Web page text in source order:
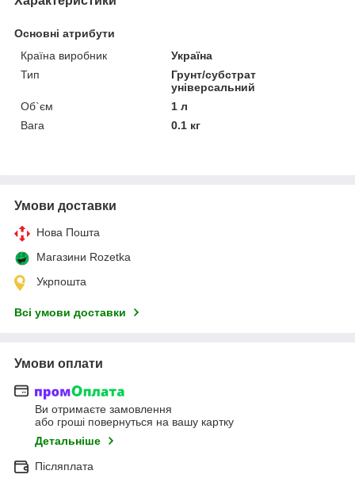
Основні атрибути
Країна виробник
Україна
Тип
Грунт/субстрат
універсальний
Об`єм
1 л
Вага
0.1 кг
Умови доставки
Нова Пошта
Магазини Rozetka
Укрпошта
Всі умови доставки
Умови оплати
Ви отримаєте замовлення
або гроші повернуться на вашу картку
Детальніше
Післяплата